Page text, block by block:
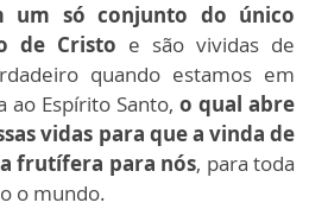
um só conjunto do único
de Cristo e são vividas de
quando estamos em
ao Espírito Santo, o qual abre
vidas para que a vinda de
frutífera para nós, para toda
o mundo.